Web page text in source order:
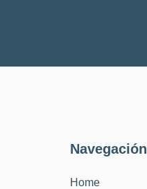
Navegación
Home